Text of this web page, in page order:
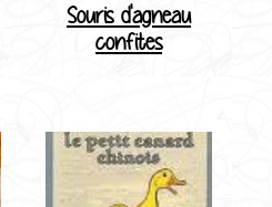
Souris d'agneau
confites